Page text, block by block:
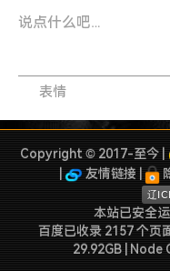
表情
Copyright © 2017-至今 |
友情链接
本站已安全
百度已收录 2157 个页
29.92GB | Node